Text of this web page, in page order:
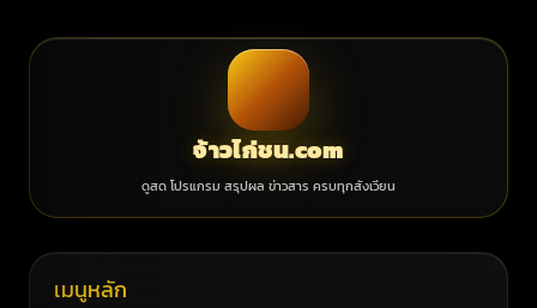
จ้าวไก่ชน.com
ดูสด โปรแกรม สรุปผล ข่าวสาร ครบทุกสังเวียน
เมนูหลัก